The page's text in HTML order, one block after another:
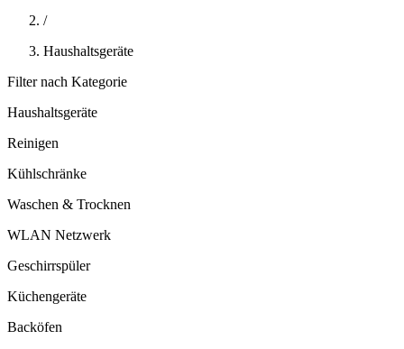
/
Haushaltsgeräte
Filter nach Kategorie
Haushaltsgeräte
Reinigen
Kühlschränke
Waschen & Trocknen
WLAN Netzwerk
Geschirrspüler
Küchengeräte
Backöfen